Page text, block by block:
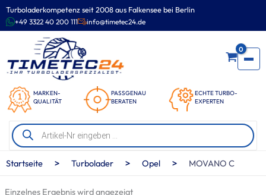
Turboladerkompetenz seit 2008 aus Falkensee bei Berlin
+49 3322 40 200 111 info@timetec24.de
MARKEN-
QUALITÄT
PASSGENAU
BERATEN
ECHTE TURBO-
EXPERTEN
0
Products
search
Zum
Inhalt
springen
Startseite > Turbolader > Opel > MOVANO C
Einzelnes Ergebnis wird angezeigt